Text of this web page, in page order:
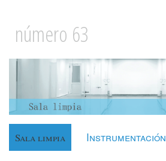
número 63
Sala limpia Instrumentación